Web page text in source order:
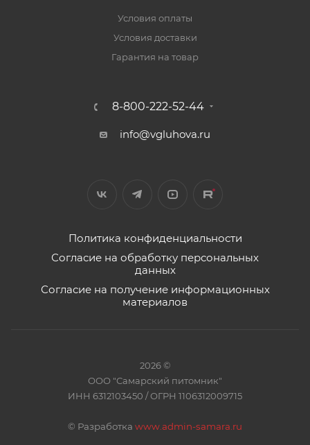
Условия оплаты
Условия доставки
Гарантия на товар
8-800-222-52-44
info@vgluhova.ru
Политика конфиденциальности
Согласие на обработку персональных
данных
Согласие на получение информационных
материалов
2026 ©
ООО "Самарский питомник"
ИНН 6312103450 / ОГРН 1106312009715
© Разработка www.admin-samara.ru